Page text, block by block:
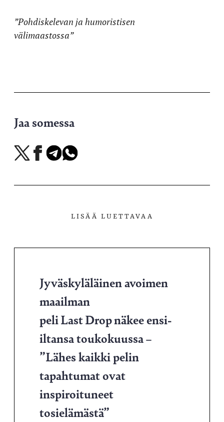
”Pohdiskelevan ja humoristisen
välimaastossa”
Jaa somessa
Jaa
X-
Jaa
Facebookissa
Jaa
Telegramissa
Jaa
WhatsAppissa
LISÄÄ LUETTAVAA
Jyväskyläläinen avoimen
maailman
peli Last Drop näkee ensi-
iltansa toukokuussa –
”Lähes kaikki pelin
tapahtumat ovat
inspiroituneet
tosielämästä”